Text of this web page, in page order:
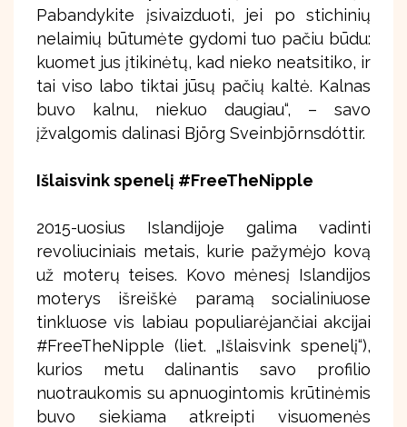
Pabandykite įsivaizduoti, jei po stichinių
nelaimių būtumėte gydomi tuo pačiu būdu:
kuomet jus įtikinėtų, kad nieko neatsitiko, ir
tai viso labo tiktai jūsų pačių kaltė. Kalnas
buvo kalnu, niekuo daugiau“, – savo
įžvalgomis dalinasi Björg Sveinbjörnsdóttir.
Išlaisvink spenelį #FreeTheNipple
2015-uosius Islandijoje galima vadinti
revoliuciniais metais, kurie pažymėjo kovą
už moterų teises. Kovo mėnesį Islandijos
moterys išreiškė paramą socialiniuose
tinkluose vis labiau populiarėjančiai akcijai
#FreeTheNipple (liet. „Išlaisvink spenelį“),
kurios metu dalinantis savo profilio
nuotraukomis su apnuogintomis krūtinėmis
buvo siekiama atkreipti visuomenės